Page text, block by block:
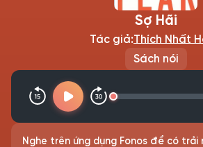
Sách nói
Sợ Hãi
Tác giả:Thích Nhất
Nghe trên ứng dụng Fonos để có trải